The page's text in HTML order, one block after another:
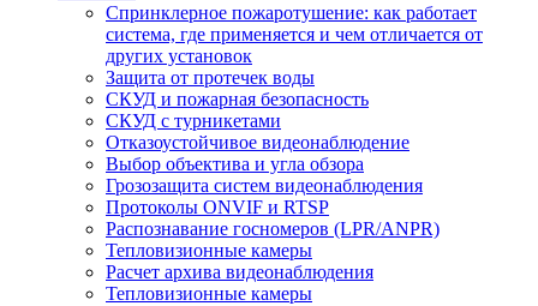
Спринклерное пожаротушение: как работает
система, где применяется и чем отличается от
других установок
Защита от протечек воды
СКУД и пожарная безопасность
СКУД с турникетами
Отказоустойчивое видеонаблюдение
Выбор объектива и угла обзора
Грозозащита систем видеонаблюдения
Протоколы ONVIF и RTSP
Распознавание госномеров (LPR/ANPR)
Тепловизионные камеры
Расчет архива видеонаблюдения
Тепловизионные камеры